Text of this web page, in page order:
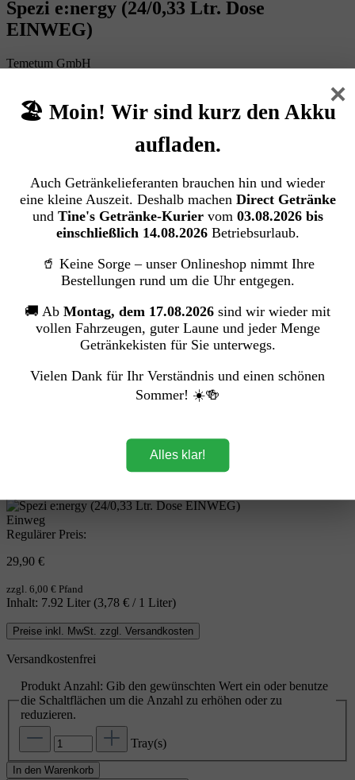
Spezi e:nergy (24/0,33 Ltr. Dose
EINWEG)
Temetum GmbH
Bildergalerie überspringen
Einweg
Regulärer Preis:
29,90 €
zzgl. 6,00 € Pfand
Inhalt: 7.92 Liter (3,78 € / 1 Liter)
Preise inkl. MwSt. zzgl. Versandkosten
Versandkostenfrei
Produkt Anzahl: Gib den gewünschten Wert ein oder benutze
die Schaltflächen um die Anzahl zu erhöhen oder zu
reduzieren.
Tray(s)
In den Warenkorb
×
🏖️ Moin! Wir sind kurz den Akku
aufladen.
Auch Getränkelieferanten brauchen hin und wieder
eine kleine Auszeit. Deshalb machen Direct Getränke
und Tine's Getränke-Kuriervom 03.08.2026 bis
einschließlich 14.08.2026Betriebsurlaub.
🥤 Keine Sorge – unser Onlineshop nimmt Ihre
Bestellungen rund um die Uhr entgegen.
🚚 Ab Montag, dem 17.08.2026 sind wir wieder mit
vollen Fahrzeugen, guter Laune und jeder Menge
Getränkekisten für Sie unterwegs.
Vielen Dank für Ihr Verständnis und einen schönen
Sommer! ☀️🍻
Alles klar!